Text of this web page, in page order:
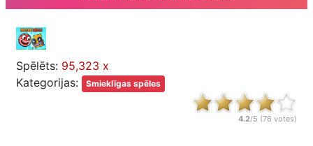
Spēlēts: 95,323 x
Kategorijas:
Smieklīgas spēles
4.2/5 (76 votes)